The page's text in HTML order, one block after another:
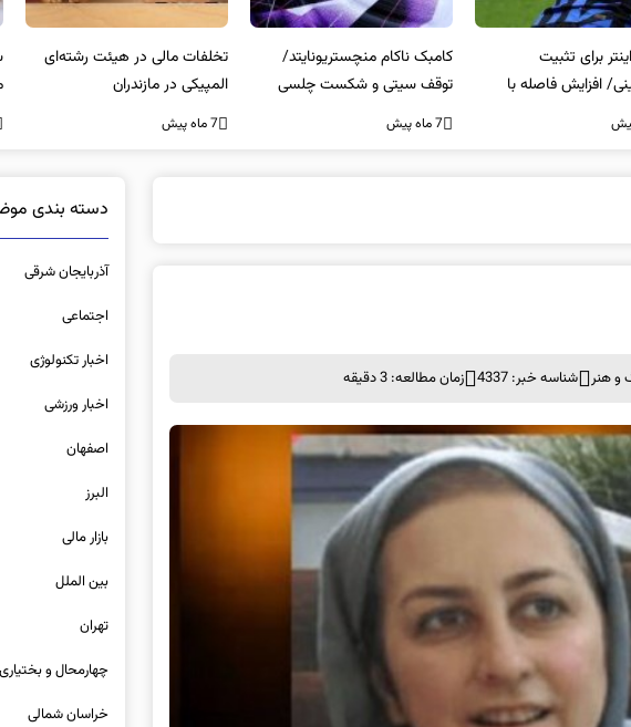
برای تثبیت
افزایش فاصله با
کامبک ناکام منچستریونایتد/
توقف سیتی و شکست چلسی
7 ماه پیش
تخلفات مالی در هیئت رشته‌ای
المپیکی در مازندران
7 ماه پیش
و هنر شناسه خبر: 4337 زمان مطالعه: 3 دقیقه
دسته بندی
آذربایجان شرقی
اجتماعی
اخبار تکنولوژی
اخبار ورزشی
اصفهان
البرز
بازار مالی
بین الملل
تهران
چهارمحال و بختیاری
خراسان شمالی